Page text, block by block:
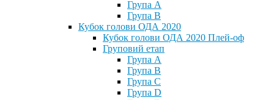
Група А
Група В
Кубок голови ОДА 2020
Кубок голови ОДА 2020 Плей-оф
Груповий етап
Група A
Група B
Група C
Група D